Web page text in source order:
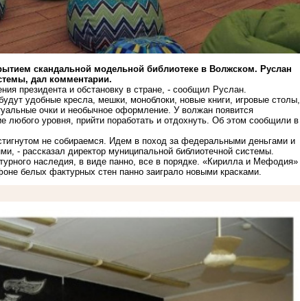
скандальной модельной библиотеке в Волжском. Руслан
дал комментарии.
президента и обстановку в стране, - сообщил Руслан.
удобные кресла, мешки, моноблоки, новые книги, игровые столы,
очки и необычное оформление. У волжан появится
любого уровня, прийти поработать и отдохнуть. Об этом сообщили в
не собираемся. Идем в поход за федеральными деньгами и
- рассказал директор муниципальной библиотечной системы.
наследия, в виде панно, все в порядке. «Кирилла и Мефодия»
белых фактурных стен панно заиграло новыми красками.